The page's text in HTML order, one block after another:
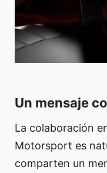
Un mensaje
La colaboración
Motorsport es
comparten un